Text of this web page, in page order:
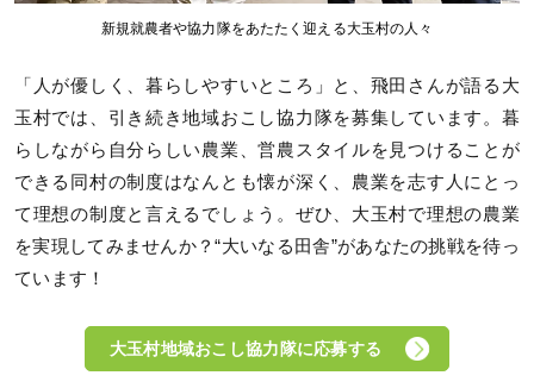
新規就農者や協力隊をあたたく迎える大玉村の人々
「人が優しく、暮らしやすいところ」と、飛田さんが語る大
玉村では、引き続き地域おこし協力隊を募集しています。暮
らしながら自分らしい農業、営農スタイルを見つけることが
できる同村の制度はなんとも懐が深く、農業を志す人にとっ
て理想の制度と言えるでしょう。ぜひ、大玉村で理想の農業
を実現してみませんか？“大いなる田舎”があなたの挑戦を待っ
ています！
大玉村地域おこし協力隊に応募する